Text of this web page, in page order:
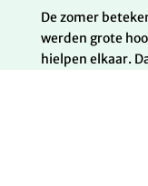
De zomer
werden grote
hielpen elkaar.